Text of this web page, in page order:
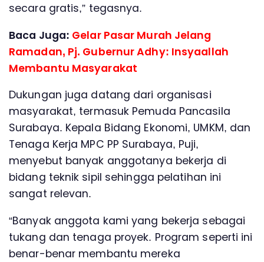
secara gratis,” tegasnya.
Baca Juga: Gelar Pasar Murah Jelang
Ramadan, Pj. Gubernur Adhy: Insyaallah
Membantu Masyarakat
Dukungan juga datang dari organisasi
masyarakat, termasuk Pemuda Pancasila
Surabaya. Kepala Bidang Ekonomi, UMKM, dan
Tenaga Kerja MPC PP Surabaya, Puji,
menyebut banyak anggotanya bekerja di
bidang teknik sipil sehingga pelatihan ini
sangat relevan.
“Banyak anggota kami yang bekerja sebagai
tukang dan tenaga proyek. Program seperti ini
benar-benar membantu mereka